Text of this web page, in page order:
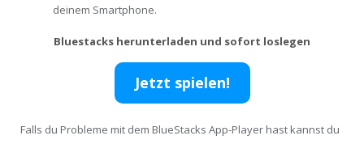
deinem Smartphone.
Bluestacks herunterladen und sofort loslegen
Jetzt spielen!
Falls du Probleme mit dem BlueStacks App-Player hast kannst du